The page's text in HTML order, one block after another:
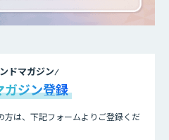
ドマガジン
ガジン登録
方は、下記フォームよりご登録くだ